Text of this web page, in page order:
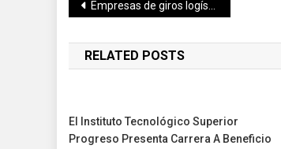
Navegación
de
entradas
Empresas de giros logísticos, invitadas especiales en la Expo Foro de Energía 2020
RELATED POSTS
El Instituto Tecnológico Superior
Progreso Presenta Carrera A Beneficio